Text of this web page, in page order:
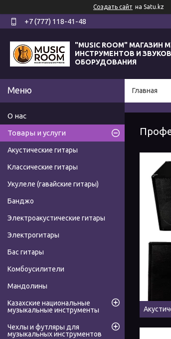
Создать сайт на Satu.kz
+7 (777) 118-41-48
"MUSIC ROOM"
ИНСТРУМЕНТОВ И
ОБОРУДОВАНИЯ
Главная
О нас
Товары и услуги
Акустические гитары
Классические гитары
Укулеле (гавайские гитары)
Банджо
Электроакустические гитары
Электрогитары
Бас гитары
Комбоусилители
Мандолины
Казахские национальные
музыкальные инструменты
Чехлы и футляры для
музыкальных инструментов